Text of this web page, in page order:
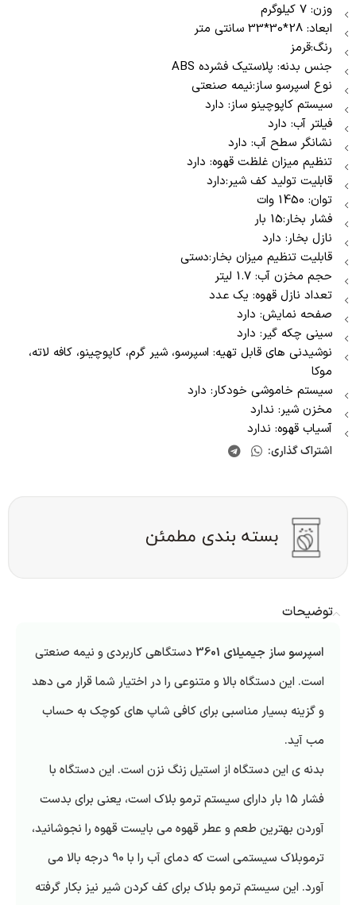
وزن: 7 کیلوگرم
ابعاد: 28*30*33 سانتی متر
رنگ:قرمز
جنس بدنه: پلاستیک فشرده ABS
نوع اسپرسو ساز:نیمه صنعتی
سیستم کاپوچینو ساز: دارد
فیلتر آب: دارد
نشانگر سطح آب: دارد
تنظیم میزان غلظت قهوه: دارد
قابلیت تولید کف شیر:دارد
توان: 1450 وات
فشار بخار:15 بار
نازل بخار: دارد
قابلیت تنظیم میزان بخار:دستی
حجم مخزن آب: 1.7 لیتر
تعداد نازل قهوه: یک عدد
صفحه نمایش: دارد
سینی چکه گیر: دارد
نوشیدنی های قابل تهیه: اسپرسو، شیر گرم، کاپوچینو، کافه لاته،
موکا
سیستم خاموشی خودکار: دارد
مخزن شیر: ندارد
آسیاب قهوه: ندارد
اشتراک گذاری:
توضیحات
اسپرسو ساز جیمیلای 3601
دستگاهی کاربردی و نیمه صنعتی
است. این دستگاه بالا و متنوعی را در اختیار شما قرار می دهد
و گزینه بسیار مناسبی برای کافی شاپ های کوچک به حساب
مب آید.
بدنه ی این دستگاه از استیل زنگ نزن است. این دستگاه با
فشار ۱۵ بار دارای سیستم ترمو بلاک است، یعنی برای بدست
آوردن بهترین طعم و عطر قهوه می بایست قهوه را نجوشانید،
ترموبلاک سیستمی است که دمای آب را با 90 درجه بالا می
آورد. این سیستم ترمو بلاک برای کف کردن شیر نیز بکار گرفته